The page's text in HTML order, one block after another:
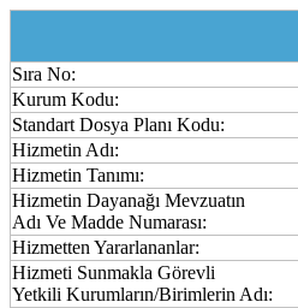
Sıra No:
Kurum Kodu:
Standart Dosya Planı Kodu:
Hizmetin Adı:
Hizmetin Tanımı:
Hizmetin Dayanağı Mevzuatın
Adı Ve Madde Numarası:
Hizmetten Yararlananlar:
Hizmeti Sunmakla Görevli
Yetkili Kurumların/Birimlerin Adı: